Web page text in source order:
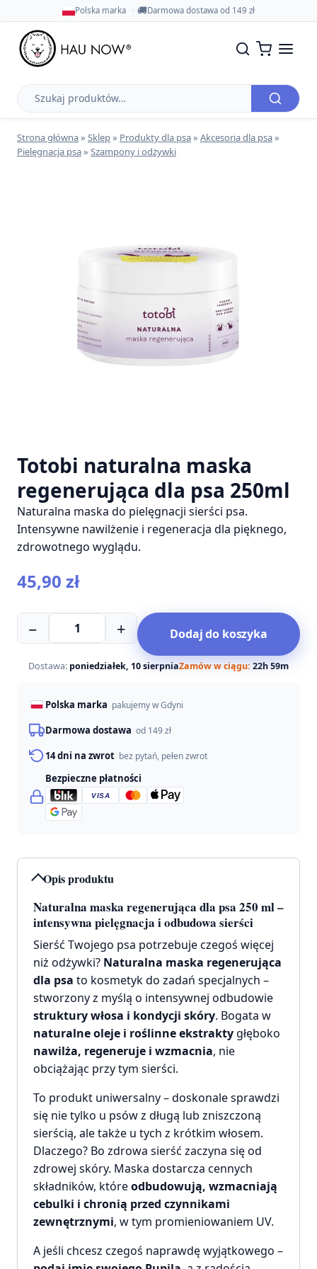
Polska marka 🚚Darmowa dostawa od 149 zł
Szukaj
produktów
Strona główna» Sklep» Produkty dla psa» Akcesoria dla psa»
Pielęgnacja psa» Szampony i odżywki
Opis produktu
Naturalna maska regenerująca dla psa 250 ml –
intensywna pielęgnacja i odbudowa sierści
Sierść Twojego psa potrzebuje czegoś więcej
niż odżywki? Naturalna maska regenerująca
dla psa to kosmetyk do zadań specjalnych –
stworzony z myślą o intensywnej odbudowie
struktury włosa i kondycji skóry. Bogata w
naturalne oleje i roślinne ekstrakty głęboko
nawilża, regeneruje i wzmacnia, nie
obciążając przy tym sierści.
To produkt uniwersalny – doskonale sprawdzi
się nie tylko u psów z długą lub zniszczoną
sierścią, ale także u tych z krótkim włosem.
Dlaczego? Bo zdrowa sierść zaczyna się od
zdrowej skóry. Maska dostarcza cennych
składników, któreodbudowują, wzmacniają
cebulki i chronią przed czynnikami
zewnętrznymi, w tym promieniowaniem UV.
A jeśli chcesz czegoś naprawdę wyjątkowego –
Totobi naturalna maska
regenerująca dla psa 250ml
Naturalna maska do pielęgnacji sierści psa.
Intensywne nawilżenie i regeneracja dla pięknego,
zdrowotnego wyglądu.
45,90 zł
−
ilość
Totobi
maska
dla
psa
250ml
+ Dodaj do koszyka
Dostawa: poniedziałek, 10 sierpniaZamów w ciągu: 22h 59m
Polska marka pakujemy w Gdyni
Darmowa dostawa od 149 zł
14 dni na zwrot bez pytań, pełen zwrot
Bezpieczne płatności
VISA